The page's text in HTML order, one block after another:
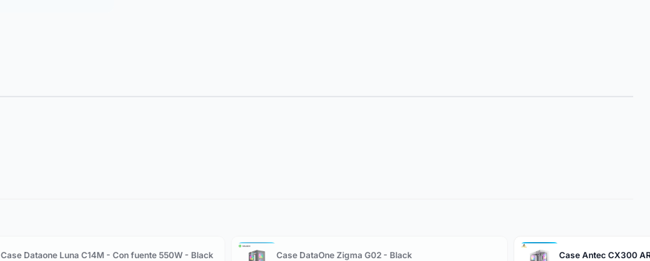
Case Dataone Luna C14M - Con fuente 550W - Black
Case DataOne Zigma G02 - Black
Case Antec CX300